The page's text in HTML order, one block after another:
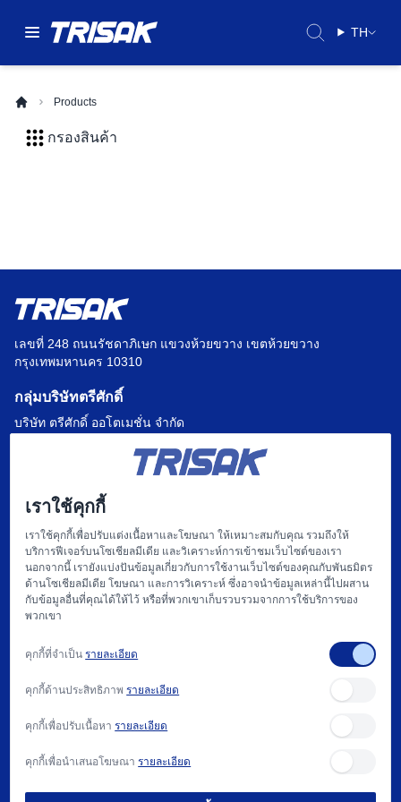
TH
Products
กรองสินค้า
เลขที่ 248 ถนนรัชดาภิเษก แขวงห้วยขวาง เขตห้วยขวาง
กรุงเทพมหานคร 10310
กลุ่มบริษัทตรีศักดิ์
บริษัท ตรีศักดิ์ ออโตเมชั่น จำกัด
บริษัท แฟคตอรี่ ออโตเมชั่น เซ็นเตอร์ จำกัด
บริษัท ไฮทรอน-ตรีศักดิ์ จำกัด
หน้าแรก
เกี่ยวกับเรา
สนับสนุน
ติดต่อเรา
วิธีการซื้อ และ นโยบาย
เราใช้คุกกี้
เราใช้คุกกี้เพื่อปรับแต่งเนื้อหาและโฆษณา ให้เหมาะสมกับคุณ รวมถึงให้
บริการฟีเจอร์บนโซเชียลมีเดีย และวิเคราะห์การเข้าชมเว็บไซต์ของเรา
นอกจากนี้ เรายังแบ่งปันข้อมูลเกี่ยวกับการใช้งานเว็บไซต์ของคุณกับพันธมิตร
ด้านโซเชียลมีเดีย โฆษณา และการวิเคราะห์ ซึ่งอาจนำข้อมูลเหล่านี้ไปผสาน
กับข้อมูลอื่นที่คุณได้ให้ไว้ หรือที่พวกเขาเก็บรวบรวมจากการใช้บริการของ
พวกเขา
คุกกี้ที่จำเป็นรายละเอียด
คุกกี้ด้านประสิทธิภาพรายละเอียด
คุกกี้เพื่อปรับเนื้อหารายละเอียด
คุกกี้เพื่อนำเสนอโฆษณารายละเอียด